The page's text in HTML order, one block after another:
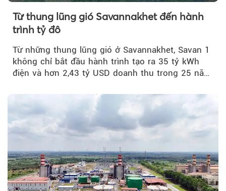
Từ thung lũng gió Savannakhet đến hành
trình tỷ đô
Từ những thung lũng gió ở Savannakhet, Savan 1
không chỉ bắt đầu hành trình tạo ra 35 tỷ kWh
điện và hơn 2,43 tỷ USD doanh thu trong 25 năm